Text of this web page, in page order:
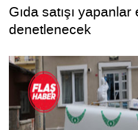
Gıda satışı
denetlenecek